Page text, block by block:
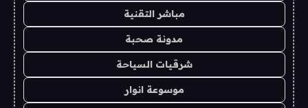
مباشر التقنية
مدونة صحبة
شرقيات السياحة
موسوعة انوار